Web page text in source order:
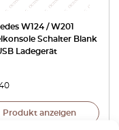
W124 / W201
Schalter Blank
Ladegerät
Produkt anzeigen